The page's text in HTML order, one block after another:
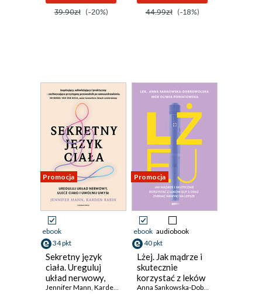
39.90zł (-20%) 44.99zł (-18%)
Promocja
ebook
34 pkt
Sekretny język
ciała. Ureguluj
układ nerwowy,
ulecz ciało i
Jennifer Mann, Karden Rabin
Promocja
ebook audiobook
40 pkt
Lżej. Jak mądrze i
skutecznie
korzystać z leków
GLP-1 oraz
Anna Sankowska-Dobrowolska